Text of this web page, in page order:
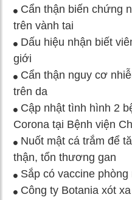
Cẩn thận biến chứng
trên vành tai
Dấu hiệu nhận biết
giới
Cẩn thận nguy cơ
trên da
Cập nhật tình hình 2
Corona tại Bệnh viện
Nuốt mật cá trắm để
thận, tổn thương gan
Sắp có vaccine
Công ty Botania xót